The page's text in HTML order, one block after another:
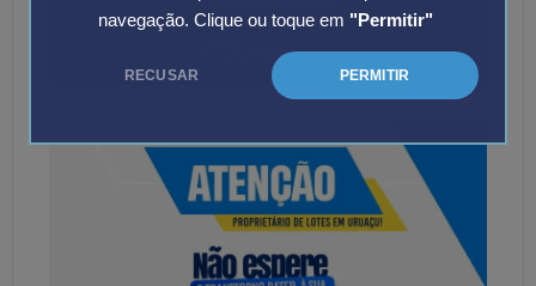
navegação. Clique ou toque em "Permitir"
RECUSAR PERMITIR